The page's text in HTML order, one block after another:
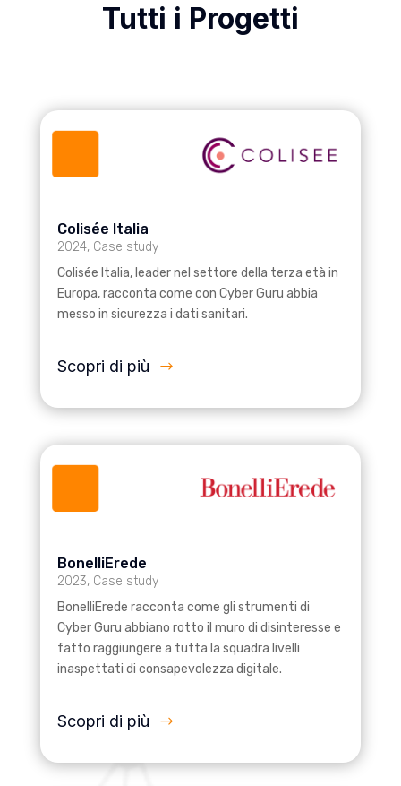
Tutti i Progetti
Colisée Italia
2024, Case study
Colisée Italia, leader nel settore della terza età in
Europa, racconta come con Cyber Guru abbia
messo in sicurezza i dati sanitari.
Scopri di più
BonelliErede
2023, Case study
BonelliErede racconta come gli strumenti di
Cyber Guru abbiano rotto il muro di disinteresse e
fatto raggiungere a tutta la squadra livelli
inaspettati di consapevolezza digitale.
Scopri di più